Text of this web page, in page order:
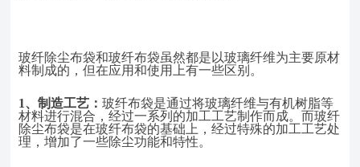
玻纤除尘布袋和玻纤布袋虽然都是以玻璃纤维为主要原材
料制成的，但在应用和使用上有一些区别。
1、制造工艺：玻纤布袋是通过将玻璃纤维与有机树脂等
材料进行混合，经过一系列的加工工艺制作而成。而玻纤
除尘布袋是在玻纤布袋的基础上，经过特殊的加工工艺处
理，增加了一些除尘功能和特性。